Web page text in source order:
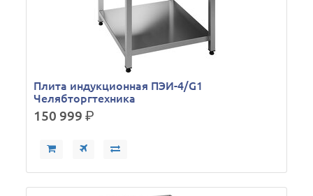
Плита индукционная ПЭИ-4/G1
Челябторгтехника
150 999р.